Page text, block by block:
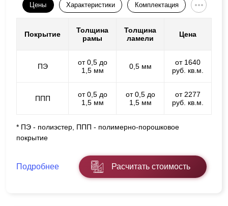
Цены Характеристики Комплектация
Покрытие
Толщина
рамы
Толщина
ламели
Цена
ПЭ
от 0,5 до
1,5 мм
0,5 мм
от 1640
руб. кв.м.
ППП
от 0,5 до
1,5 мм
от 0,5 до
1,5 мм
от 2277
руб. кв.м.
* ПЭ - полиэстер, ППП - полимерно-порошковое
покрытие
Подробнее Расчитать стоимость